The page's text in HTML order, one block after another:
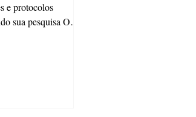
e protocolos
sua pesquisa O